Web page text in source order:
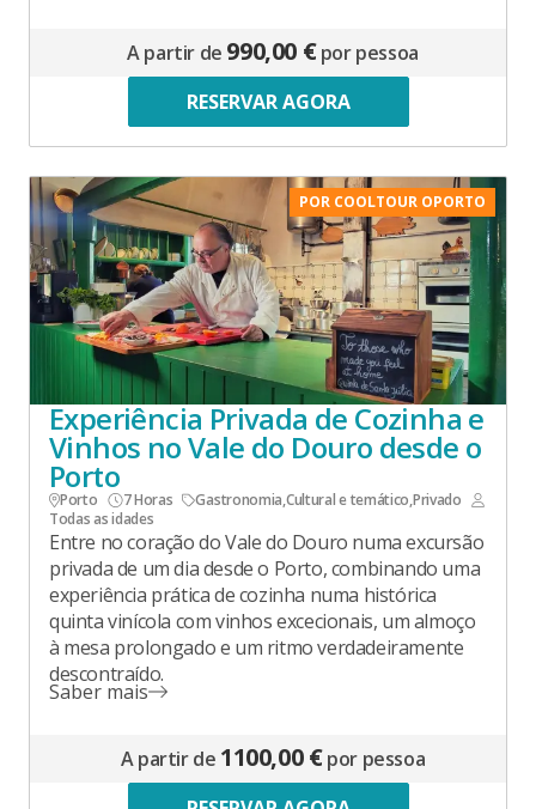
A partir de 990,00 € por pessoa
RESERVAR AGORA
POR COOLTOUR OPORTO
Experiência Privada de Cozinha e
Vinhos no Vale do Douro desde o
Porto
Porto 7 Horas Gastronomia,Cultural e temático,Privado
Todas as idades
Entre no coração do Vale do Douro numa excursão
privada de um dia desde o Porto, combinando uma
experiência prática de cozinha numa histórica
quinta vinícola com vinhos excecionais, um almoço
à mesa prolongado e um ritmo verdadeiramente
descontraído.
Saber mais
A partir de 1100,00 € por pessoa